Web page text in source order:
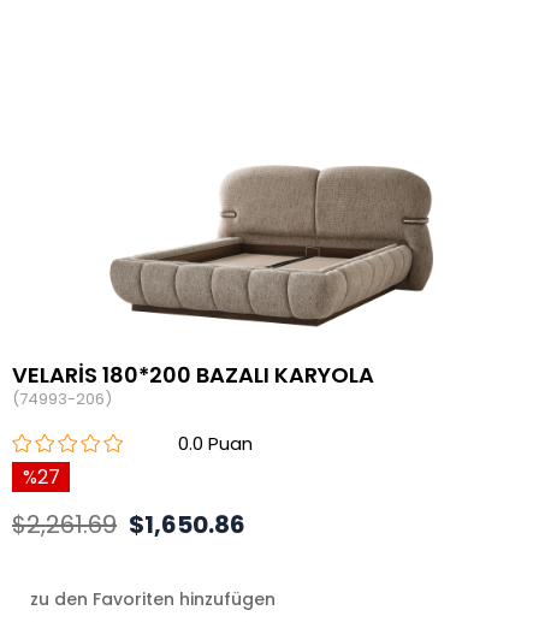
VELARİS 180*200 BAZALI KARYOLA
(74993-206)
0.0
27
$2,261.69 $1,650.86
zu den Favoriten hinzufügen